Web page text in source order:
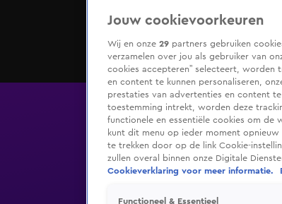
Jouw cookievoorkeuren
Wij en onze 29 partners gebruiken
verzamelen over jou als gebruiker van
cookies accepteren” selecteert, worden
en content te kunnen personaliseren,
prestaties van advertenties en content te
toestemming intrekt, worden deze
functionele en essentiële cookies om de
kunt dit menu op ieder moment
te trekken door op de link Cookie-
zullen overal binnen onze Digitale
Cookieverklaring voor meer informatie.
Functioneel & Essentieel